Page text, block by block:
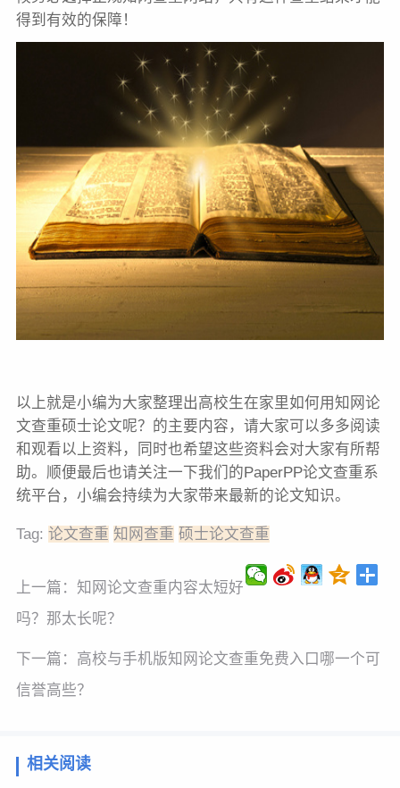
得到有效的保障！
以上就是小编为大家整理出高校生在家里如何用知网论
文查重硕士论文呢？的主要内容，请大家可以多多阅读
和观看以上资料，同时也希望这些资料会对大家有所帮
助。顺便最后也请关注一下我们的PaperPP论文查重系
统平台，小编会持续为大家带来最新的论文知识。
Tag: 论文查重 知网查重 硕士论文查重
上一篇： 知网论文查重内容太短好
吗？那太长呢？
下一篇： 高校与手机版知网论文查重免费入口哪一个可
信誉高些？
相关阅读